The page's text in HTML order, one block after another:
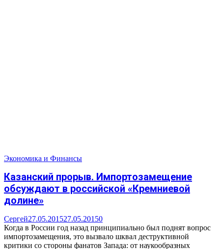
Экономика и Финансы
Казанский прорыв. Импортозамещение
обсуждают в российской «Кремниевой
долине»
Сергей27.05.201527.05.20150
Когда в России год назад принципиально был поднят вопрос
импортозамещения, это вызвало шквал деструктивной
критики со стороны фанатов Запада: от наукообразных